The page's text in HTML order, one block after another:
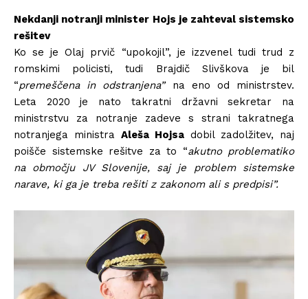
Nekdanji notranji minister Hojs je zahteval sistemsko
rešitev
Ko se je Olaj prvič “upokojil”, je izzvenel tudi trud z
romskimi policisti, tudi Brajdič Slivškova je bil
“premeščena in odstranjena”na eno od ministrstev.
Leta 2020 je nato takratni državni sekretar na
ministrstvu za notranje zadeve s strani takratnega
notranjega ministra Aleša Hojsa dobil zadolžitev, naj
poišče sistemske rešitve za to “akutno problematiko
na območju JV Slovenije, saj je problem sistemske
narave, ki ga je treba rešiti z zakonom ali s predpisi”.